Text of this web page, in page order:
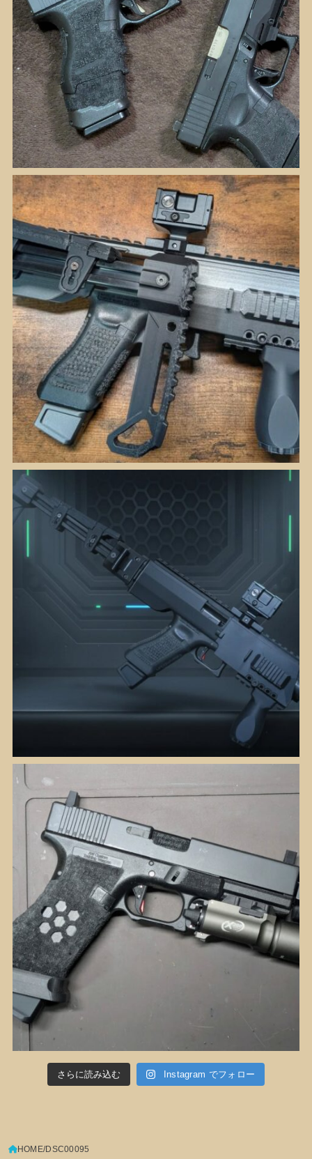
さらに読み込む Instagram でフォロー
HOME DSC00095